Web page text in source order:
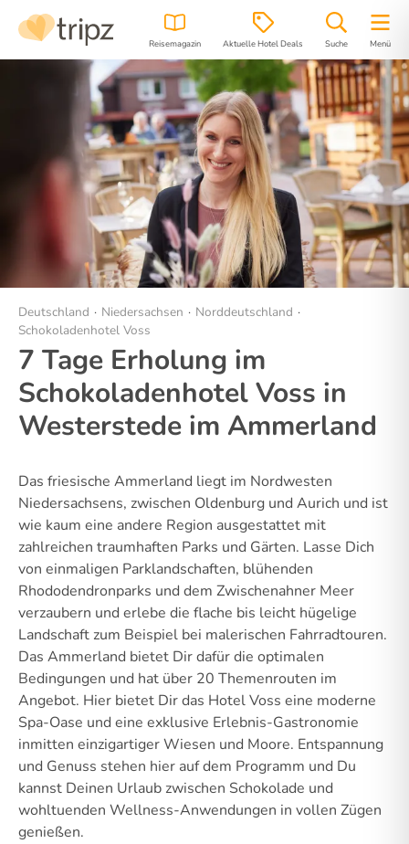
Reisemagazin Aktuelle Hotel Deals Suche Menü
Bilder Region Lage
Deutschland Niedersachsen
Norddeutschland
Schokoladenhotel Voss
7 Tage Erholung im
Schokoladenhotel Voss in
Westerstede im Ammerland
Das friesische Ammerland liegt im Nordwesten
Niedersachsens, zwischen Oldenburg und Aurich und ist
wie kaum eine andere Region ausgestattet mit
zahlreichen traumhaften Parks und Gärten. Lasse Dich
von einmaligen Parklandschaften, blühenden
Rhododendronparks und dem Zwischenahner Meer
verzaubern und erlebe die flache bis leicht hügelige
Landschaft zum Beispiel bei malerischen Fahrradtouren.
Das Ammerland bietet Dir dafür die optimalen
Bedingungen und hat über 20 Themenrouten im
Angebot. Hier bietet Dir das Hotel Voss eine moderne
Spa-Oase und eine exklusive Erlebnis-Gastronomie
inmitten einzigartiger Wiesen und Moore. Entspannung
und Genuss stehen hier auf dem Programm und Du
kannst Deinen Urlaub zwischen Schokolade und
wohltuenden Wellness-Anwendungen in vollen Zügen
genießen.